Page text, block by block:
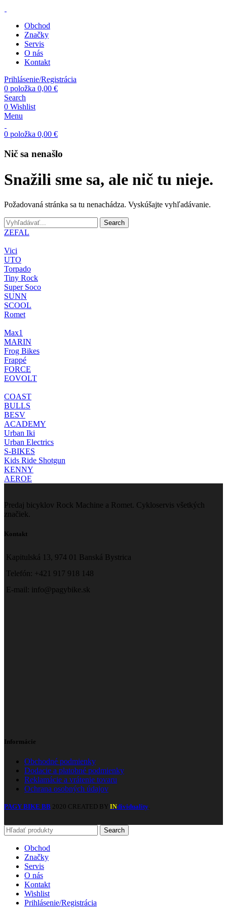
Obchod
Značky
Servis
O nás
Kontakt
Prihlásenie/Registrácia
0 položka 0,00 €
Search
0 Wishlist
Menu
0 položka 0,00 €
Nič sa nenašlo
Snažili sme sa, ale nič tu nieje.
Požadovaná stránka sa tu nenachádza. Vyskúšajte vyhľadávanie.
Search
ZEFAL
Vici
UTO
Torpado
Tiny Rock
Super Soco
SUNN
SCOOL
Romet
Max1
MARIN
Frog Bikes
Frappé
FORCE
EOVOLT
COAST
BULLS
BESV
ACADEMY
Urban Iki
Urban Electrics
S-BIKES
Kids Ride Shotgun
KENNY
AEROE
Predaj bicyklov Rock Machine a Romet. Cykloservis všetkých
značiek.
Kontakt
Kapitulská 13, 974 01 Banská Bystrica
Telefón: +421 917 918 148
E-mail: info@pagybike.sk
Informácie
Obchodné podmienky
Dodacie a platobné podmienky
Reklamácie a vrátenie tovaru
Ochrana osobných údajov
PAGY BIKE BB 2020 CREATED BY INdividuality.
Search
Obchod
Značky
Servis
O nás
Kontakt
Wishlist
Prihlásenie/Registrácia